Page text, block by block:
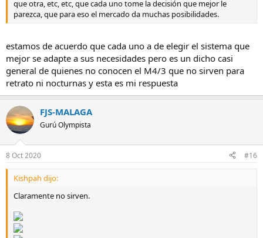
que otra, etc, etc, que cada uno tome la decisión que mejor le
parezca, que para eso el mercado da muchas posibilidades.
estamos de acuerdo que cada uno a de elegir el sistema que
mejor se adapte a sus necesidades pero es un dicho casi
general de quienes no conocen el M4/3 que no sirven para
retrato ni nocturnas y esta es mi respuesta
FJS-MALAGA
Gurú Olympista
8 Oct 2020 #16
Kishpah dijo:
Claramente no sirven.